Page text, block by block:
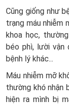
Cũng giống như
trạng máu
khoa học,
béo phì, lười
bệnh lý khác...
Máu nhiễm mỡ
thường khó nhận
hiện ra mình bị